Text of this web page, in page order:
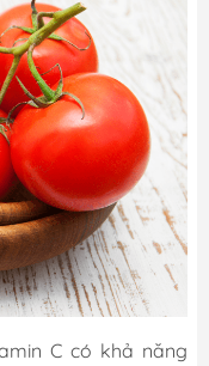
C có khả năng